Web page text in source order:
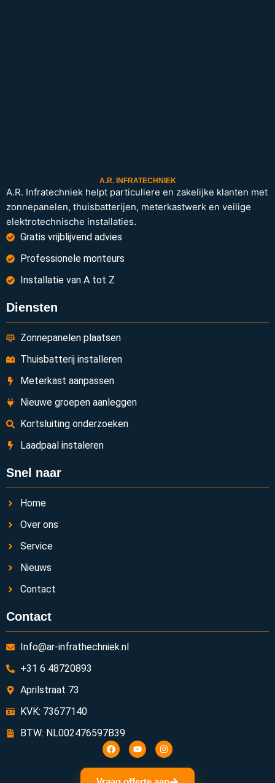
A.R. INFRATECHNIEK
A.R. Infratechniek helpt particuliere en zakelijke klanten met
zonnepanelen, thuisbatterijen, meterkastwerk en veilige
elektrotechnische installaties.
Gratis vrijblijvend advies
Professionele monteurs
Installatie van A tot Z
Diensten
Zonnepanelen plaatsen
Thuisbatterij installeren
Meterkast aanpassen
Nieuwe groepen aanleggen
Kortsluiting onderzoeken
Laadpaal instaleren
Snel naar
Home
Over ons
Service
Nieuws
Contact
Contact
Info@ar-infrathechniek.nl
+31 6 48720893
Aprilstraat 73
KVK: 73677140
BTW: NL002476597B39